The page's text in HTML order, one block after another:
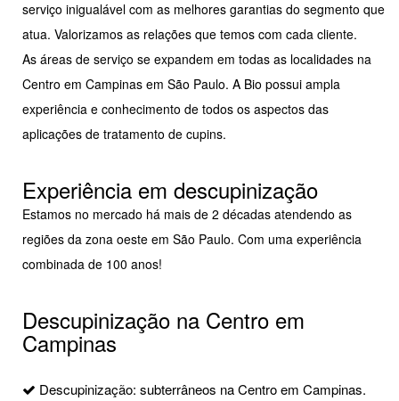
serviço inigualável com as melhores garantias do segmento que
atua. Valorizamos as relações que temos com cada cliente.
As áreas de serviço se expandem em todas as localidades na
Centro em Campinas em São Paulo. A Bio possui ampla
experiência e conhecimento de todos os aspectos das
aplicações de tratamento de cupins.
Experiência em descupinização
Estamos no mercado há mais de 2 décadas atendendo as
regiões da zona oeste em São Paulo. Com uma experiência
combinada de 100 anos!
Descupinização na Centro em
Campinas
Descupinização: subterrâneos na Centro em Campinas.